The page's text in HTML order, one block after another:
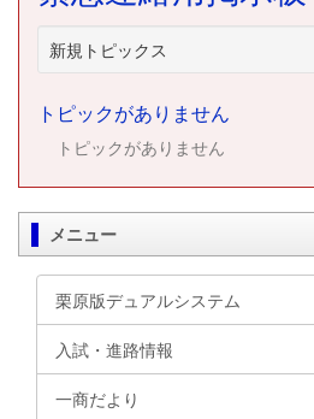
新規トピックス
トピックがありません
トピックがありません
メニュー
栗原版デュアルシステム
入試・進路情報
一商だより